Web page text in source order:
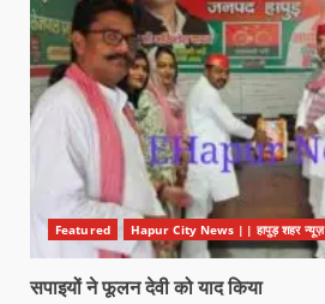
Featured Hapur City News || हापुड़ शहर न्यूज़
सपाइयों ने फूलन देवी को याद किया